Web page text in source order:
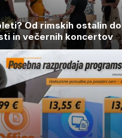
Od rimskih ostalin do
in večernih koncertov